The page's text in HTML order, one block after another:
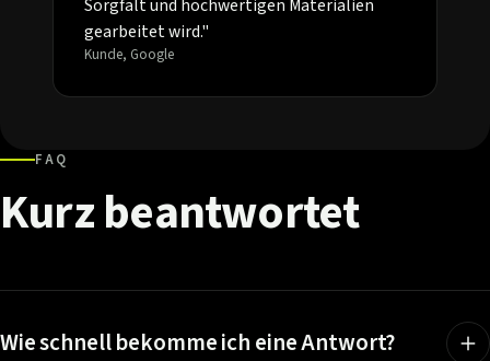
Sorgfalt und hochwertigen Materialien
gearbeitet wird."
Kunde, Google
FAQ
Kurzbeantwortet
Wie schnell bekomme ich eine Antwort?